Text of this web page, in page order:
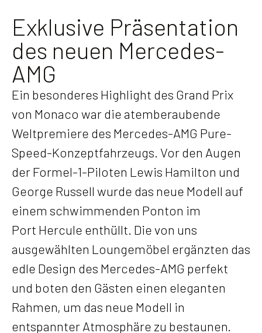
Exklusive Präsentation
des neuen Mercedes-
AMG
Ein besonderes Highlight des Grand Prix
von Monaco war die atemberaubende
Weltpremiere des Mercedes-AMG Pure-
Speed-Konzeptfahrzeugs. Vor den Augen
der Formel-1-Piloten Lewis Hamilton und
George Russell wurde das neue Modell auf
einem schwimmenden Ponton im
Port Hercule enthüllt. Die von uns
ausgewählten Loungemöbel ergänzten das
edle Design des Mercedes-AMG perfekt
und boten den Gästen einen eleganten
Rahmen, um das neue Modell in
entspannter Atmosphäre zu bestaunen.